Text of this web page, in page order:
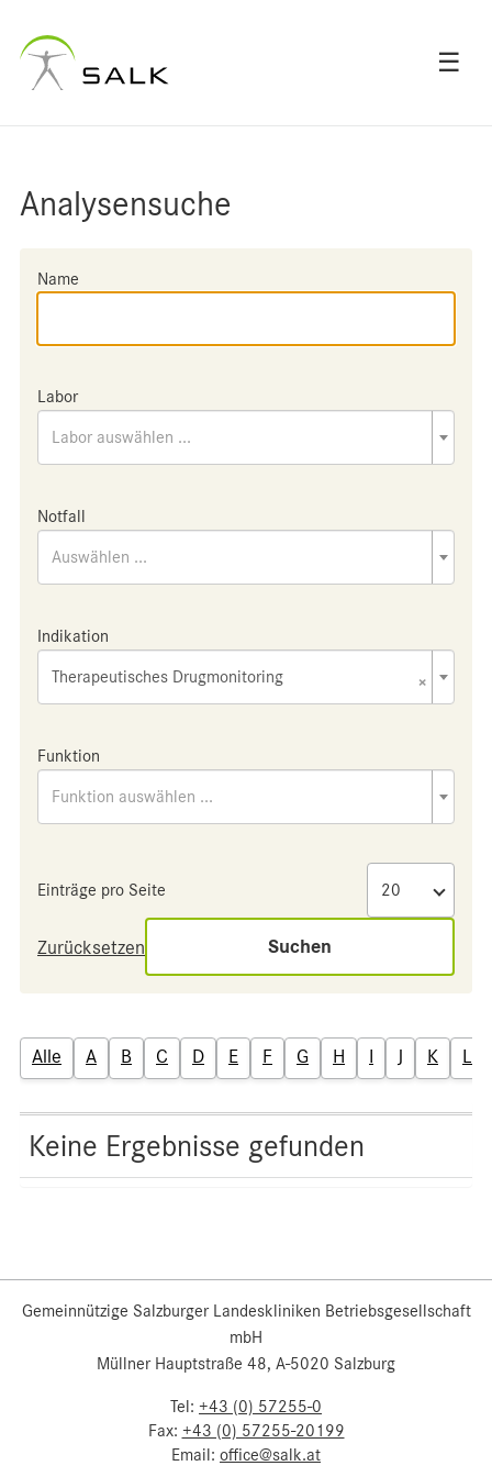
☰
Analysensuche
Name
Labor
Labor auswählen ...
Notfall
Auswählen ...
Indikation
×
Therapeutisches Drugmonitoring
Funktion
Funktion auswählen ...
Einträge pro Seite
Zurücksetzen Suchen
Alle A B C D E F G H I J K L
Keine Ergebnisse gefunden
Gemeinnützige Salzburger Landeskliniken Betriebsgesellschaft
mbH
Müllner Hauptstraße 48, A-5020 Salzburg
Tel: +43 (0) 57255-0
Fax: +43 (0) 57255-20199
Email: office@salk.at